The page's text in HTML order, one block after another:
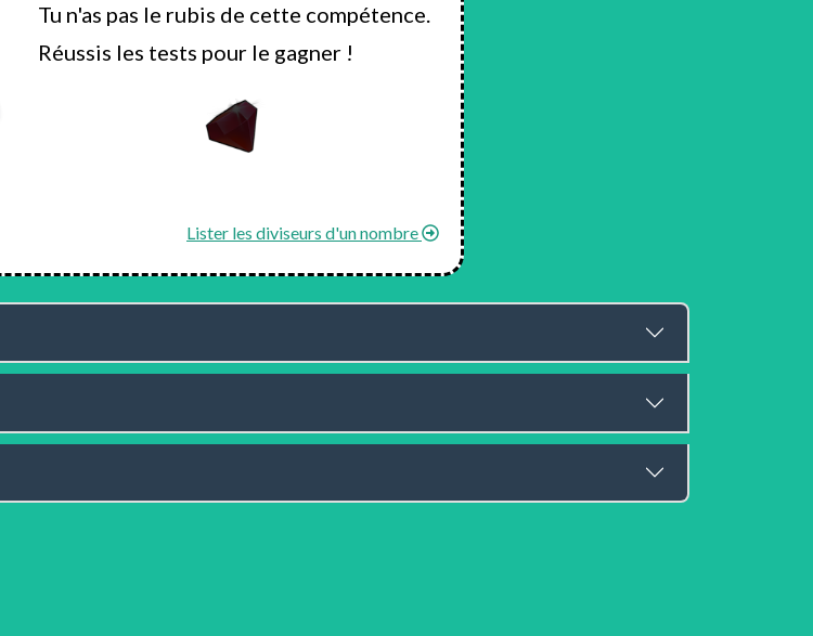
Tu n'as pas le rubis de cette compétence.
Réussis les tests pour le gagner !
Lister les diviseurs d'un nombre